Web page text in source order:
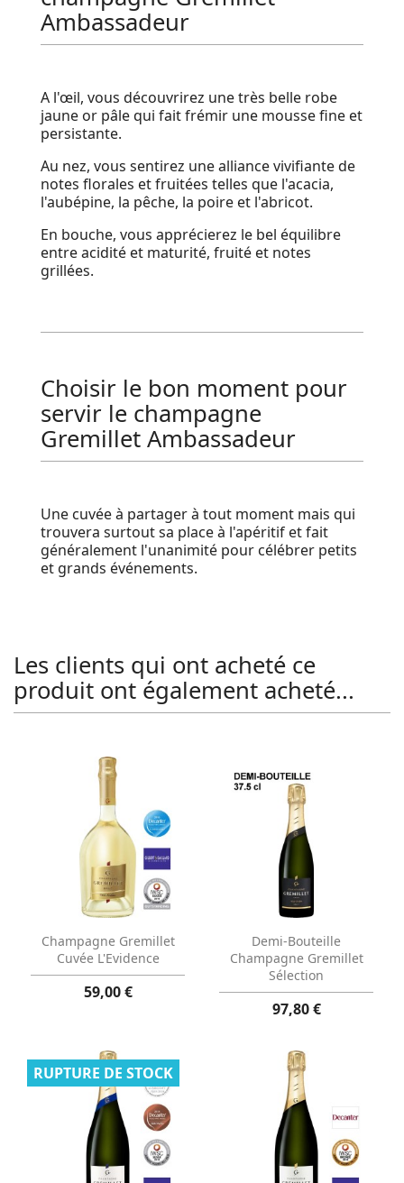
Ambassadeur
A l'œil, vous découvrirez une très belle robe
jaune or pâle qui fait frémir une mousse fine et
persistante.
Au nez, vous sentirez une alliance vivifiante de
notes florales et fruitées telles que l'acacia,
l'aubépine, la pêche, la poire et l'abricot.
En bouche, vous apprécierez le bel équilibre
entre acidité et maturité, fruité et notes
grillées.
Choisir le bon moment pour
servir le champagne
Gremillet Ambassadeur
Une cuvée à partager à tout moment mais qui
trouvera surtout sa place à l'apéritif et fait
généralement l'unanimité pour célébrer petits
et grands événements.
Les clients qui ont acheté ce
produit ont également acheté...
Aperçu rapide
Champagne Gremillet
Cuvée L'Evidence
59,00 €
Aperçu rapide
Demi-Bouteille
Champagne Gremillet
Sélection
97,80 €
RUPTURE DE STOCK